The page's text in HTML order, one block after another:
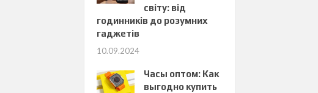
світу: від
годинників до розумних
гаджетів
10.09.2024
Часы оптом: Как
выгодно купить